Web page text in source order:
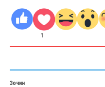
1
Зочин